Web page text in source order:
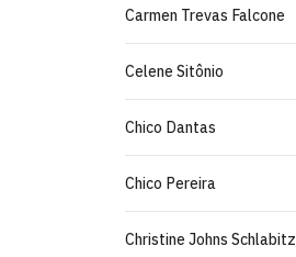
Carmen Trevas Falcone
Celene Sitônio
Chico Dantas
Chico Pereira
Christine Johns Schlabitz